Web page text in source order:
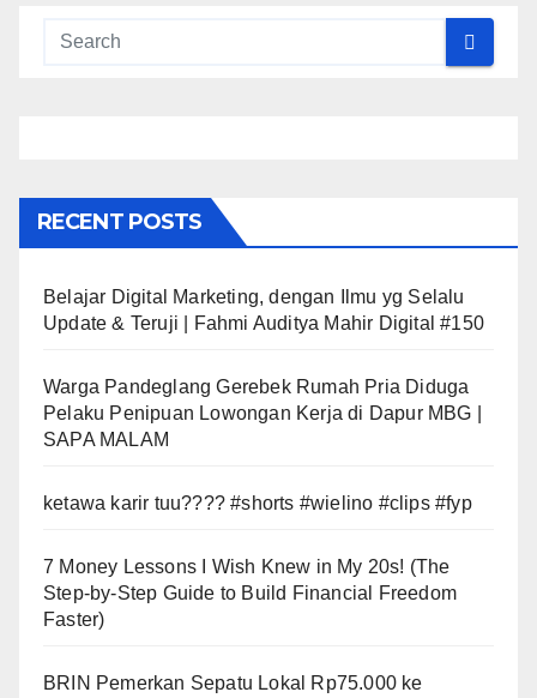
RECENT POSTS
Belajar Digital Marketing, dengan Ilmu yg Selalu
Update & Teruji | Fahmi Auditya Mahir Digital #150
Warga Pandeglang Gerebek Rumah Pria Diduga
Pelaku Penipuan Lowongan Kerja di Dapur MBG |
SAPA MALAM
ketawa karir tuu???? #shorts #wielino #clips #fyp
7 Money Lessons I Wish Knew in My 20s! (The
Step-by-Step Guide to Build Financial Freedom
Faster)
BRIN Pemerkan Sepatu Lokal Rp75.000 ke